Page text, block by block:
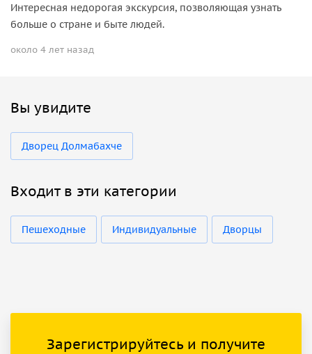
Интересная недорогая экскурсия, позволяющая узнать
больше о стране и быте людей.
около 4 лет назад
Вы увидите
Дворец Долмабахче
Входит в эти категории
Пешеходные Индивидуальные Дворцы
Зарегистрируйтесь и получите